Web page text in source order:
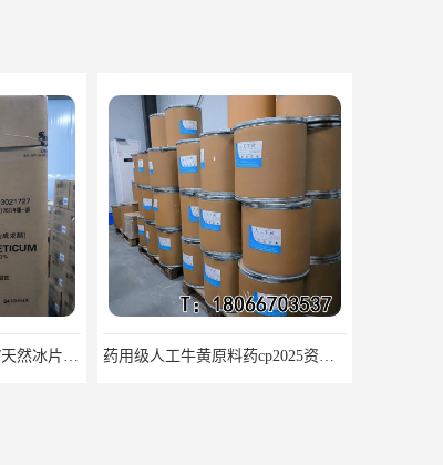
药用级人工牛黄原料药cp2025资质齐全 医用级辅料药海藻酸钠CDE备案GMP COA质检